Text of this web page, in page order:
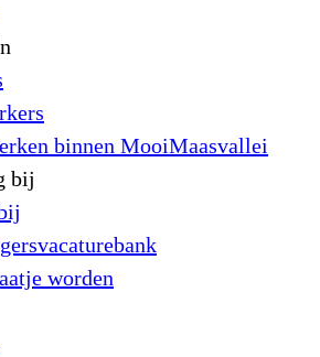
binnen MooiMaasvallei
bij
worden